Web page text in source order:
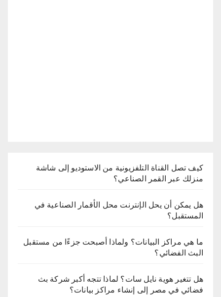
كيف تصل القناة التلفزيونية من الاستوديو إلى شاشة
منزلك عبر القمر الصناعي؟
هل يمكن أن يحل الإنترنت محل الأقمار الصناعية في
المستقبل؟
ما هي مراكز البيانات؟ ولماذا أصبحت جزءًا من مستقبل
البث الفضائي؟
هل تتغير هوية نايل سات؟ لماذا تتجه أكبر شركة بث
فضائي في مصر إلى إنشاء مراكز بيانات؟